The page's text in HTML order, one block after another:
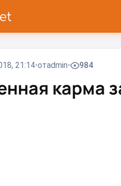
21:14 отadmin 984
карма